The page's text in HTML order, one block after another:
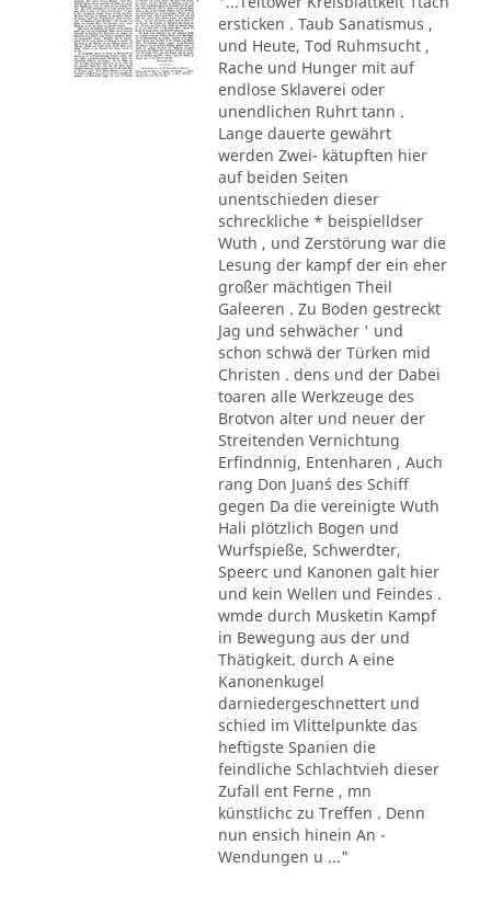
ersticken . Taub Sanatismus ,
und Heute, Tod Ruhmsucht ,
Rache und Hunger mit auf
endlose Sklaverei oder
unendlichen Ruhrt tann .
Lange dauerte gewährt
werden Zwei- kätupften hier
auf beiden Seiten
unentschieden dieser
schreckliche * beispielldser
Wuth , und Zerstörung war die
Lesung der kampf der ein eher
großer mächtigen Theil
Galeeren . Zu Boden gestreckt
Jag und sehwächer ' und
schon schwä der Türken mid
Christen . dens und der Dabei
toaren alle Werkzeuge des
Brotvon alter und neuer der
Streitenden Vernichtung
Erfindnnig, Entenharen , Auch
rang Don Juan´s des Schiff
gegen Da die vereinigte Wuth
Hali plötzlich Bogen und
Wurfspieße, Schwerdter,
Speerc und Kanonen galt hier
und kein Wellen und Feindes .
wmde durch Musketin Kampf
in Bewegung aus der und
Thätigkeit. durch A eine
Kanonenkugel
darniedergeschnettert und
schied im Vlittelpunkte das
heftigste Spanien die
feindliche Schlachtvieh dieser
Zufall ent Ferne , mn
künstlichc zu Treffen . Denn
nun ensich hinein An -
Wendungen u ..."